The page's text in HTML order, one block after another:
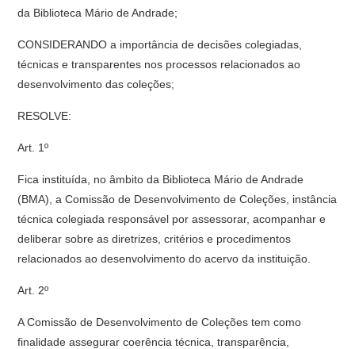
da Biblioteca Mário de Andrade;
CONSIDERANDO a importância de decisões colegiadas,
técnicas e transparentes nos processos relacionados ao
desenvolvimento das coleções;
RESOLVE:
Art. 1º
Fica instituída, no âmbito da Biblioteca Mário de Andrade
(BMA), a Comissão de Desenvolvimento de Coleções, instância
técnica colegiada responsável por assessorar, acompanhar e
deliberar sobre as diretrizes, critérios e procedimentos
relacionados ao desenvolvimento do acervo da instituição.
Art. 2º
A Comissão de Desenvolvimento de Coleções tem como
finalidade assegurar coerência técnica, transparência,